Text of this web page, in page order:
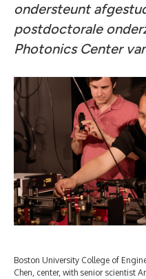
ondersteunt
postdoctorale
Photonics Center
Boston University College of
Chen, center, with senior scientist